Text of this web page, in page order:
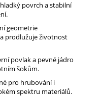
povrch a stabilní
geometrie
prodlužuje životnost
povlak a pevné jádro
šokům.
pro hrubování i
spektru materiálů.